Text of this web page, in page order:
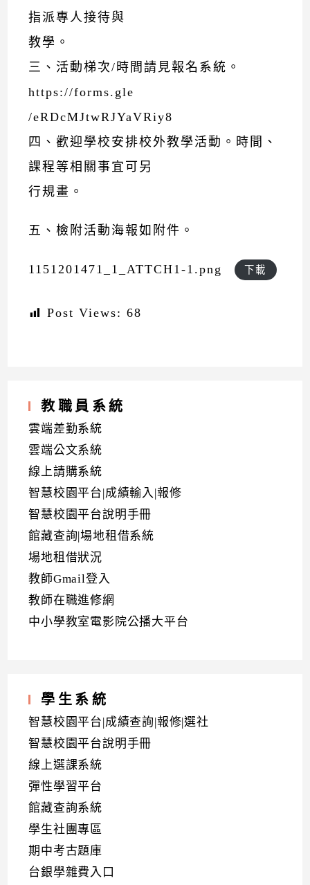
指派專人接待與
教學。
三、活動梯次/時間請見報名系統。
https://forms.gle
/eRDcMJtwRJYaVRiy8
四、歡迎學校安排校外教學活動。時間、
課程等相關事宜可另
行規畫。
五、檢附活動海報如附件。
1151201471_1_ATTCH1-1.png 下載
Post Views: 68
教職員系統
雲端差勤系統
雲端公文系統
線上請購系統
智慧校園平台|成績輸入|報修
智慧校園平台說明手冊
館藏查詢|場地租借系統
場地租借狀況
教師Gmail登入
教師在職進修網
中小學教室電影院公播大平台
學生系統
智慧校園平台|成績查詢|報修|選社
智慧校園平台說明手冊
線上選課系統
彈性學習平台
館藏查詢系統
學生社團專區
期中考古題庫
台銀學雜費入口